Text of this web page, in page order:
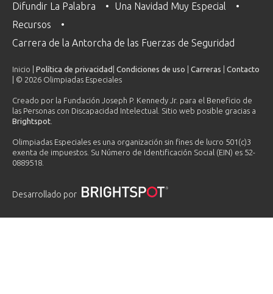
Difundir La Palabra
Una Navidad Muy Especial
Recursos
Carrera de la Antorcha de las Fuerzas de Seguridad
Inicio | Política de privacidad Condiciones de uso Carreras
Contacto
| © 2026 Olimpiadas Especiales
Creado por la Fundación Joseph P. Kennedy Jr. para el Beneficio de
las Personas con Discapacidad Intelectual. Sitio web posible gracias a
Brightspot
Olimpiadas Especiales es una organización sin fines de lucro 501(c)3
exenta de impuestos. Su Número de Identificación Social (EIN) es 52-
0889518.
Desarrollado por